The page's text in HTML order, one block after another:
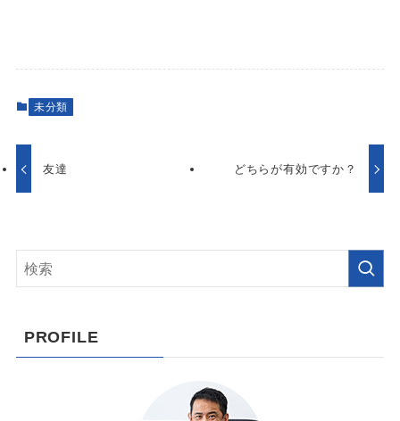
未分類
友達 どちらが有効ですか？
PROFILE